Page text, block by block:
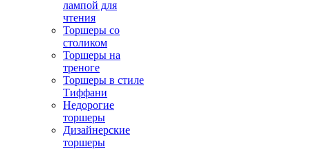
лампой для
чтения
Торшеры со
столиком
Торшеры на
треноге
Торшеры в стиле
Тиффани
Недорогие
торшеры
Дизайнерские
торшеры